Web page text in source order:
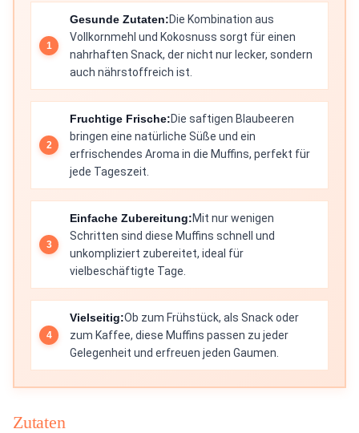
Gesunde Zutaten:Die Kombination aus
Vollkornmehl und Kokosnuss sorgt für einen
nahrhaften Snack, der nicht nur lecker, sondern
auch nährstoffreich ist.
Fruchtige Frische:Die saftigen Blaubeeren
bringen eine natürliche Süße und ein
erfrischendes Aroma in die Muffins, perfekt für
jede Tageszeit.
Einfache Zubereitung:Mit nur wenigen
Schritten sind diese Muffins schnell und
unkompliziert zubereitet, ideal für
vielbeschäftigte Tage.
Vielseitig:Ob zum Frühstück, als Snack oder
zum Kaffee, diese Muffins passen zu jeder
Gelegenheit und erfreuen jeden Gaumen.
Zutaten